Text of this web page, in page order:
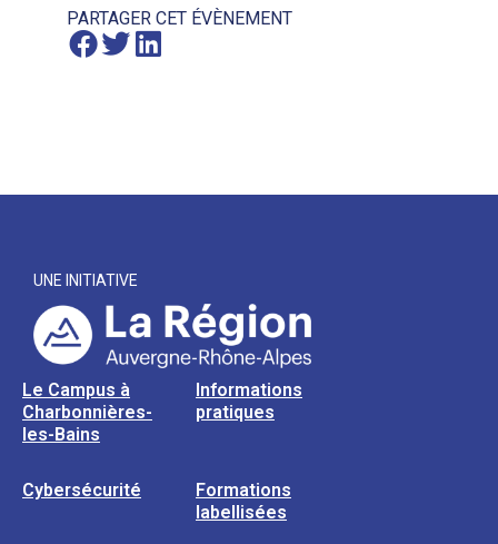
PARTAGER CET ÉVÈNEMENT
UNE INITIATIVE
Le Campus à
Charbonnières-
les-Bains
Informations
pratiques
Cybersécurité
Formations
labellisées